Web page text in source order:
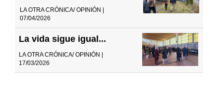
LA OTRA CRÓNICA/ OPINIÓN |
07/04/2026
La vida sigue igual...
LA OTRA CRÓNICA/ OPINIÓN |
17/03/2026